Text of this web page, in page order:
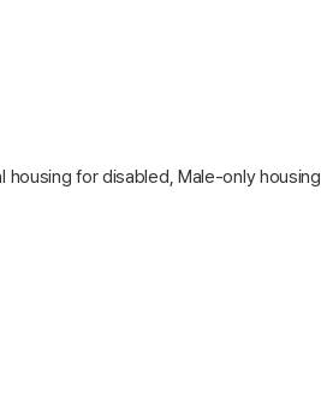
housing for disabled, Male-only housing